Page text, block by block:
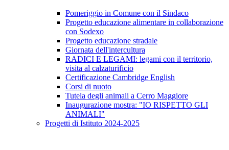
Pomeriggio in Comune con il Sindaco
Progetto educazione alimentare in collaborazione
con Sodexo
Progetto educazione stradale
Giornata dell'intercultura
RADICI E LEGAMI: legami con il territorio,
visita al calzaturificio
Certificazione Cambridge English
Corsi di nuoto
Tutela degli animali a Cerro Maggiore
Inaugurazione mostra: "IO RISPETTO GLI
ANIMALI"
Progetti di Istituto 2024-2025